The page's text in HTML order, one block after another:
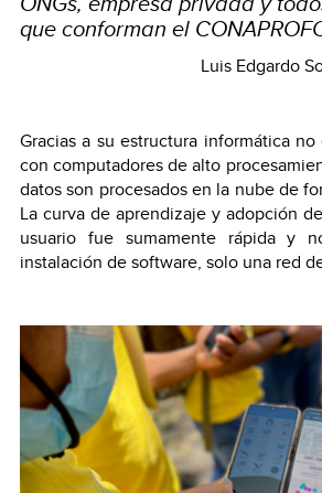
que conforman el
Luis Edgardo
Gracias a su estructura informática
con computadores de alto
datos son procesados en la nube de
La curva de aprendizaje y adopción
usuario fue sumamente rápida y
instalación de software, solo una red